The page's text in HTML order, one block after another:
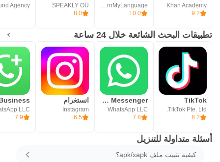
Khan Academy
9.2
10.0
SPEAKLY OÜ
8.0
تطبيقات البحث الشائعة خلال 24 ساعة
TikTok
TikTok Pte. Ltd.
8.2
WhatsApp Messenger - واتساب مسنجر
WhatsApp LLC
7.8
انستغرام
Instagram
6.5
LLC
7.9
أسئلة متداولة للتنزيل
كيفية تثبيت ملف apk/xapk؟